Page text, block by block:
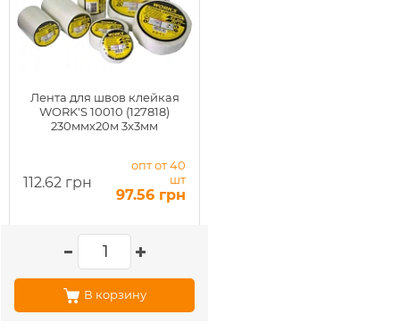
Лента для швов клейкая
WORK'S 10010 (127818)
230ммх20м 3x3мм
112.62 грн
опт от 40
шт
97.56 грн
В корзину